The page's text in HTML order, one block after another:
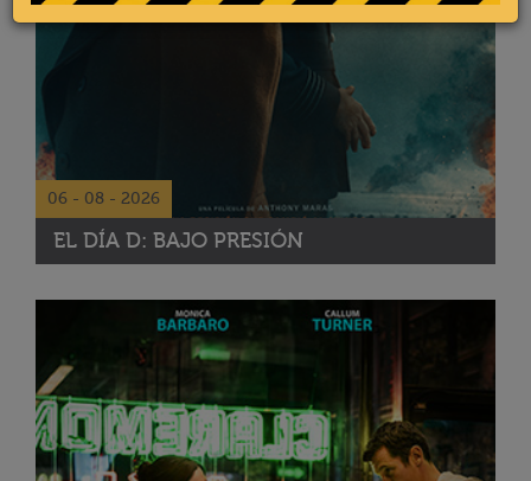
EL DÍA D: BAJO PRESIÓN
06 - 08 - 2026